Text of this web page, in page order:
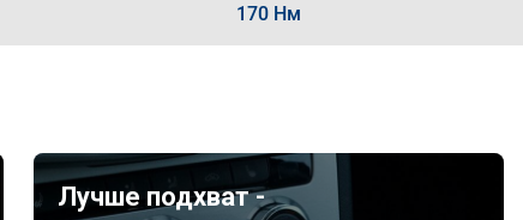
170 Нм
Лучше подхват -